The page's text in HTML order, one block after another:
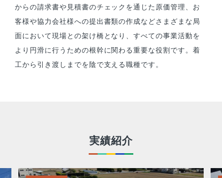
からの請求書や見積書のチェックを通じた原価管理、お
客様や協力会社様への提出書類の作成などさまざまな局
面において現場との架け橋となり、すべての事業活動を
より円滑に行うための根幹に関わる重要な役割です。着
工から引き渡しまでを陰で支える職種です。
実績紹介